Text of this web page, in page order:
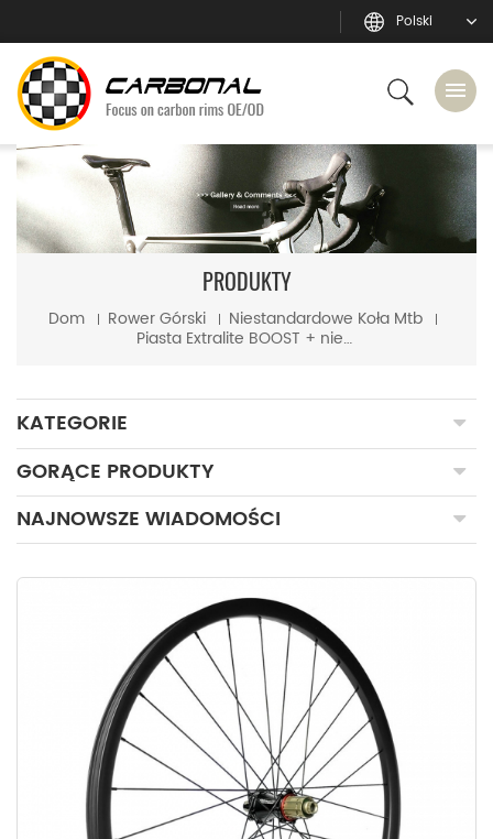
Polski
PRODUKTY
Dom Rower Górski Niestandardowe Koła Mtb
Piasta Extralite BOOST + niestandardowe karbonowe koła Sapim CX-Ray ze szprychami mtb
KATEGORIE
GORĄCE PRODUKTY
NAJNOWSZE WIADOMOŚCI